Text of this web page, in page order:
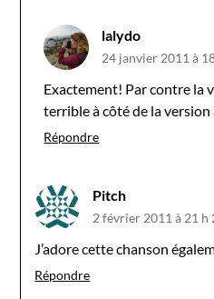
lalydo
24 janvier 2011 à
Exactement! Par contre la
terrible à côté de la
Répondre
Pitch
2 février 2011 à 21 h
J’adore cette chanson
Répondre